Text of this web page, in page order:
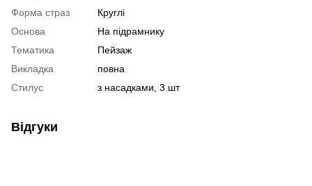
Форма страз
Круглі
Основа
На підрамнику
Тематика
Пейзаж
Викладка
повна
Стилус
з насадками, 3 шт
Відгуки